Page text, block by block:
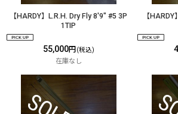
【HARDY】L.R.H. Dry Fly 8'9" #5 3P
1TIP
55,000円 (税込)
在庫なし
【